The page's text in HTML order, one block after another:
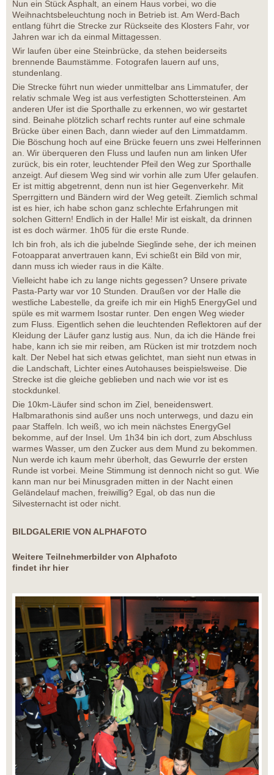
Nun ein Stück Asphalt, an einem Haus vorbei, wo die
Weihnachtsbeleuchtung noch in Betrieb ist. Am Werd-Bach
entlang führt die Strecke zur Rückseite des Klosters Fahr, vor
Jahren war ich da einmal Mittagessen.
Wir laufen über eine Steinbrücke, da stehen beiderseits
brennende Baumstämme. Fotografen lauern auf uns,
stundenlang.
Die Strecke führt nun wieder unmittelbar ans Limmatufer, der
relativ schmale Weg ist aus verfestigten Schottersteinen. Am
anderen Ufer ist die Sporthalle zu erkennen, wo wir gestartet
sind. Beinahe plötzlich scharf rechts runter auf eine schmale
Brücke über einen Bach, dann wieder auf den Limmatdamm.
Die Böschung hoch auf eine Brücke feuern uns zwei Helferinnen
an. Wir überqueren den Fluss und laufen nun am linken Ufer
zurück, bis ein roter, leuchtender Pfeil den Weg zur Sporthalle
anzeigt. Auf diesem Weg sind wir vorhin alle zum Ufer gelaufen.
Er ist mittig abgetrennt, denn nun ist hier Gegenverkehr. Mit
Sperrgittern und Bändern wird der Weg geteilt. Ziemlich schmal
ist es hier, ich habe schon ganz schlechte Erfahrungen mit
solchen Gittern! Endlich in der Halle! Mir ist eiskalt, da drinnen
ist es doch wärmer. 1h05 für die erste Runde.
Ich bin froh, als ich die jubelnde Sieglinde sehe, der ich meinen
Fotoapparat anvertrauen kann, Evi schießt ein Bild von mir,
dann muss ich wieder raus in die Kälte.
Vielleicht habe ich zu lange nichts gegessen? Unsere private
Pasta-Party war vor 10 Stunden. Draußen vor der Halle die
westliche Labestelle, da greife ich mir ein High5 EnergyGel und
spüle es mit warmem Isostar runter. Den engen Weg wieder
zum Fluss. Eigentlich sehen die leuchtenden Reflektoren auf der
Kleidung der Läufer ganz lustig aus. Nun, da ich die Hände frei
habe, kann ich sie mir reiben, am Rücken ist mir trotzdem noch
kalt. Der Nebel hat sich etwas gelichtet, man sieht nun etwas in
die Landschaft, Lichter eines Autohauses beispielsweise. Die
Strecke ist die gleiche geblieben und nach wie vor ist es
stockdunkel.
Die 10km-Läufer sind schon im Ziel, beneidenswert.
Halbmarathonis sind außer uns noch unterwegs, und dazu ein
paar Staffeln. Ich weiß, wo ich mein nächstes EnergyGel
bekomme, auf der Insel. Um 1h34 bin ich dort, zum Abschluss
warmes Wasser, um den Zucker aus dem Mund zu bekommen.
Nun werde ich kaum mehr überholt, das Gewurrle der ersten
Runde ist vorbei. Meine Stimmung ist dennoch nicht so gut. Wie
kann man nur bei Minusgraden mitten in der Nacht einen
Geländelauf machen, freiwillig? Egal, ob das nun die
Silvesternacht ist oder nicht.
BILDGALERIE VON ALPHAFOTO
Weitere Teilnehmerbilder von Alphafoto
findet ihr hier